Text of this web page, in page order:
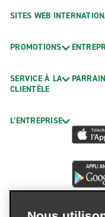
SITES WEB
PROMOTIONS
SERVICE À LA
CLIENTÈLE
L’ENTREPRISE